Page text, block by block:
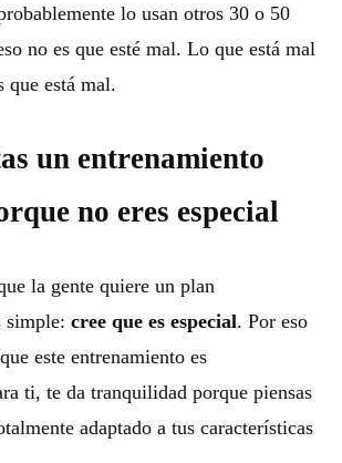
lo usan otros 30 o 50
no es que esté mal. Lo que está mal
que está mal.
un entrenamiento
no eres especial
la gente quiere un plan
simple: cree que es especial. Por eso
este entrenamiento es
ti, te da tranquilidad porque piensas
adaptado a tus características